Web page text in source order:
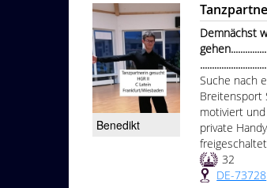
Benedikt
Demnächst
Suche nach
Breitensport
motiviert
private
32
DE-73728